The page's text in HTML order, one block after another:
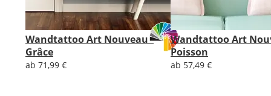
Wandtattoo Art Nouveau -
Grâce
ab 71,99 €
Wandtattoo Art
Poisson
ab 57,49 €